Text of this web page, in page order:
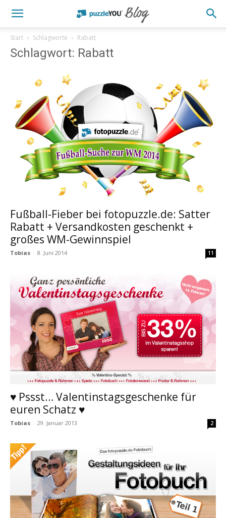
Start Schlagworte Rabatt
Schlagwort: Rabatt
Fußball-Fieber bei fotopuzzle.de: Satter
Rabatt + Versandkosten geschenkt +
großes WM-Gewinnspiel
Tobias - 8. Juni 2014 11
♥ Pssst… Valentinstagsgeschenke für
euren Schatz ♥
Tobias - 29. Januar 2013 2